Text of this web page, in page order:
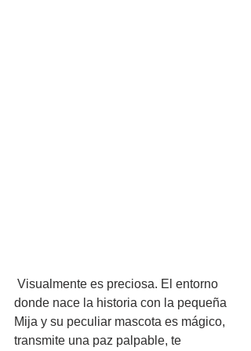
donde nace la historia con la pequeña
Mija y su peculiar mascota es mágico,
transmite una paz palpable, te